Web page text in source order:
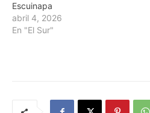
Escuinapa
abril 4, 2026
En "El Sur"